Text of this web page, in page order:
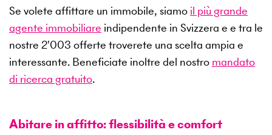
Se volete affittare un immobile, siamo il più grande
agente immobiliare indipendente in Svizzera e e tra le
nostre 2'003 offerte troverete una scelta ampia e
interessante. Beneficiate inoltre del nostro mandato
di ricerca gratuito.
Abitare in affitto: flessibilità e comfort